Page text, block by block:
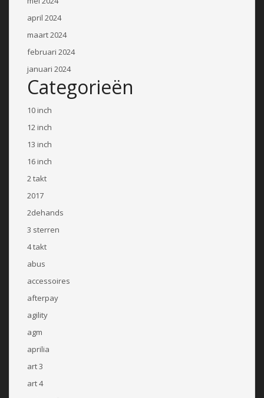
april 2024
maart 2024
februari 2024
januari 2024
Categorieën
10 inch
12 inch
13 inch
16 inch
2 takt
2017
2dehands
3 sterren
4 takt
abus
accessoires
afterpay
agility
agm
aprilia
art 3
art 4